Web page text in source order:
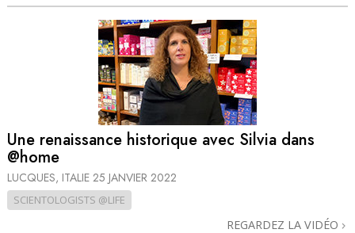
Une renaissance historique avec Silvia dans
@home
LUCQUES, ITALIE 25 JANVIER 2022
SCIENTOLOGISTS @LIFE
REGARDEZ LA VIDÉO